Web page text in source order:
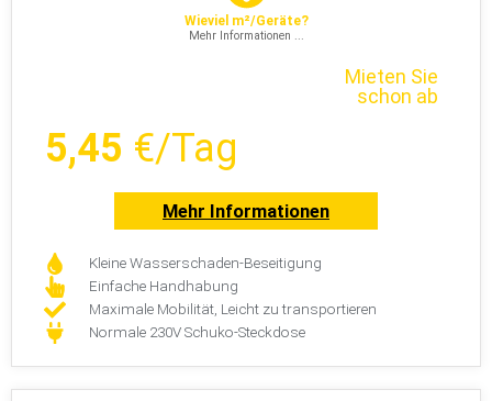
Wieviel m²/Geräte?
Mehr Informationen ...
Mieten Sie
schon ab
5,45 €/Tag
Mehr Informationen
Kleine Wasserschaden-Beseitigung
Einfache Handhabung
Maximale Mobilität, Leicht zu transportieren
Normale 230V Schuko-Steckdose